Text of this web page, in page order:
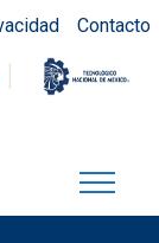
Contacto